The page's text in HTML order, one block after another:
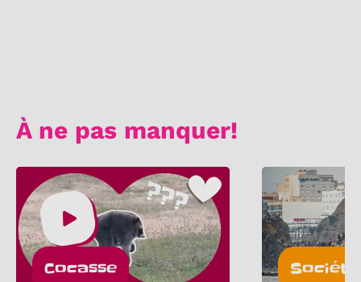
À ne pas manquer!
Cocasse Société